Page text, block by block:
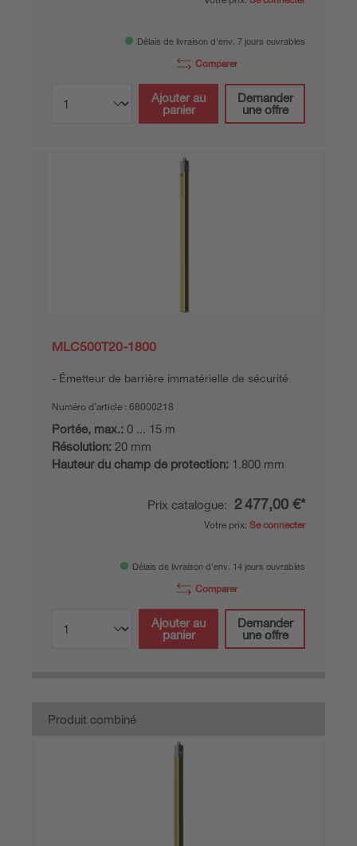
Délais de livraison d'env. 7 jours ouvrables
Comparer
Ajouter au
panier
Demander
une offre
MLC500T20-1800
Émetteur de barrière immatérielle de sécurité
Numéro d’article : 68000218
Portée, max.: 0 ... 15 m
Résolution: 20 mm
Hauteur du champ de protection: 1.800 mm
Prix catalogue: 2 477,00 €*
Votre prix: Se connecter
Délais de livraison d'env. 14 jours ouvrables
Comparer
Ajouter au
panier
Demander
une offre
Produit combiné